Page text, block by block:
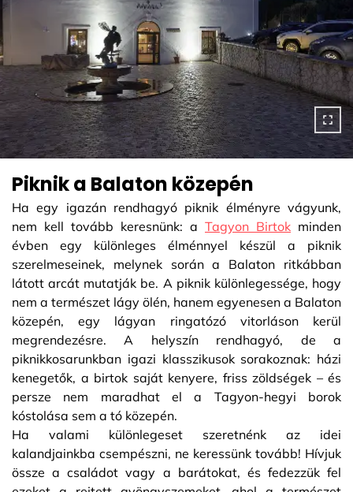
Piknik a Balaton közepén
Ha egy igazán rendhagyó piknik élményre vágyunk,
nem kell tovább keresnünk: a Tagyon Birtok minden
évben egy különleges élménnyel készül a piknik
szerelmeseinek, melynek során a Balaton ritkábban
látott arcát mutatják be. A piknik különlegessége, hogy
nem a természet lágy ölén, hanem egyenesen a Balaton
közepén, egy lágyan ringatózó vitorláson kerül
megrendezésre. A helyszín rendhagyó, de a
piknikkosarunkban igazi klasszikusok sorakoznak: házi
kenegetők, a birtok saját kenyere, friss zöldségek – és
persze nem maradhat el a Tagyon-hegyi borok
kóstolása sem a tó közepén.
Ha valami különlegeset szeretnénk az idei
kalandjainkba csempészni, ne keressünk tovább! Hívjuk
össze a családot vagy a barátokat, és fedezzük fel